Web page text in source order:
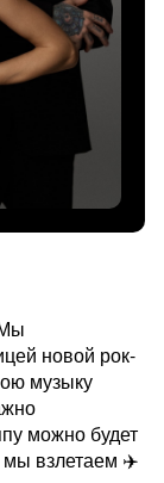
новой рок-
музыку
можно будет
мы взлетаем ✈️